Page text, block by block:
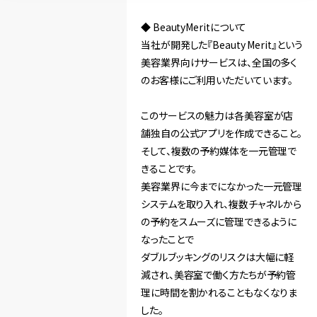
◆ BeautyMeritについて
当社が開発した『Beauty Merit』という
美容業界向けサービスは、全国の多く
のお客様にご利用いただいています。
このサービスの魅力は各美容室が店
舗独自の公式アプリを作成できること。
そして、複数の予約媒体を一元管理で
きることです。
美容業界に今までになかった一元管理
システムを取り入れ、複数チャネルから
の予約をスムーズに管理できるように
なったことで
ダブルブッキングのリスクは大幅に軽
減され、美容室で働く方たちが予約管
理に時間を割かれることもなくなりま
した。